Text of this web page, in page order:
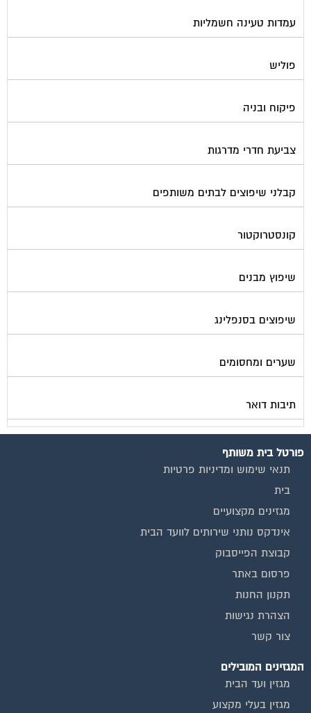
עמדות טעינה חשמליות
פוליש
פיקוח ובניה
צביעת חדרי מדרגות
קבלני שיפוצים לבתים משותפים
קונסטרוקטור
שיפוץ מבנים
שיפוצים בסנפלינג
שערים ומחסומים
תיבות דואר
פורטל בית משותף
תנאי שימוש ומדיניות פרטיות
בית
מגזינים מקצועיים
אינדקס נותני שירותים לוועד הבית
קבוצת הפייסבוק
פרסום באתר
תקנון החנות
הצהרת נגישות
צור קשר
המגזינים המובילים
מגזין ועד הבית
מגזין בעלי מקצוע